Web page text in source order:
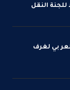
النقل
بي لغرف